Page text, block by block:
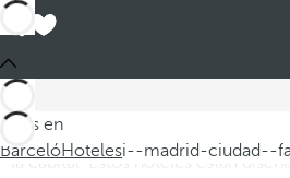
Estás en
BarcelóHotelesi--madrid-ciudad--
Barceló
Descubra nuestros hoteles en
Navidad, donde podrá disfrutar de
la capital. Estos hoteles están